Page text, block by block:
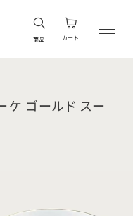
商品 カート
ゴールド スー